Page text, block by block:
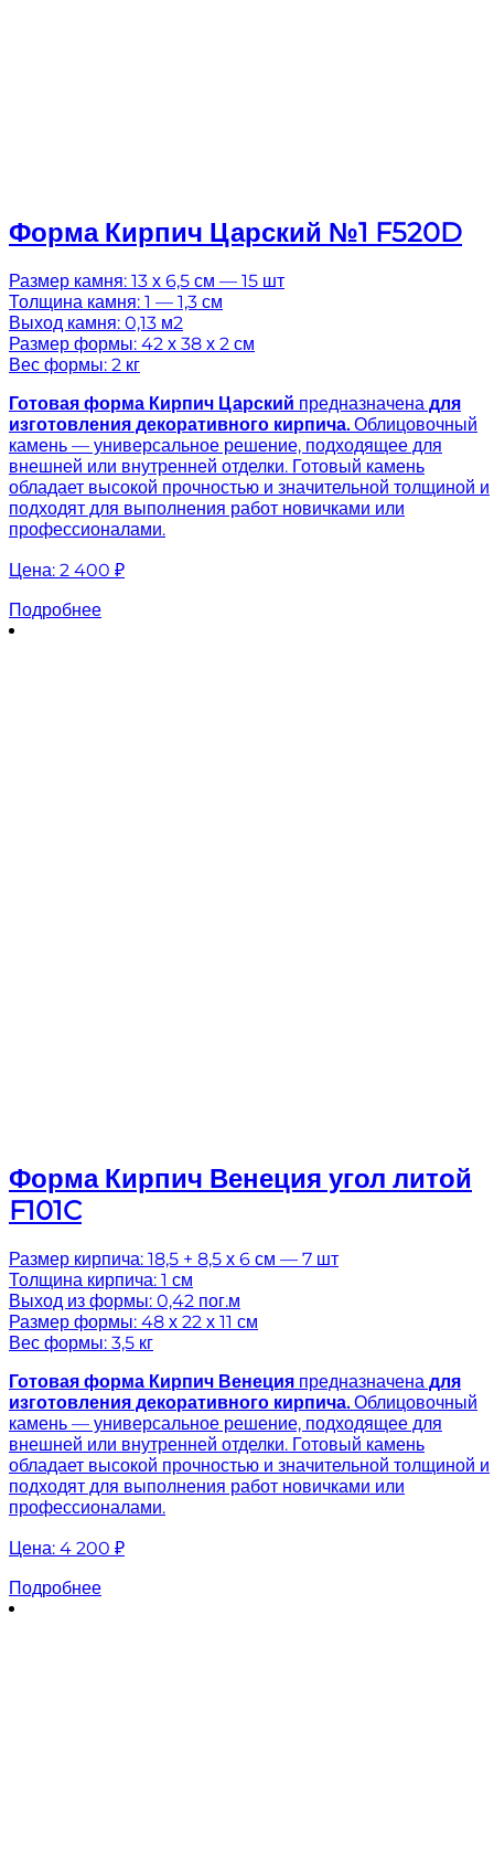
Форма Кирпич Царский №1 F520D
Размер камня: 13 х 6,5 см — 15 шт
Толщина камня: 1 — 1,3 см
Выход камня: 0,13 м2
Размер формы: 42 х 38 х 2 см
Вес формы: 2 кг
Готовая форма Кирпич Царский предназначена для
изготовления декоративного кирпича.Облицовочный
камень — универсальное решение, подходящее для
внешней или внутренней отделки. Готовый камень
обладает высокой прочностью и значительной толщиной и
подходят для выполнения работ новичками или
профессионалами.
Цена: 2 400 ₽
Подробнее
Форма Кирпич Венеция угол литой
F101C
Размер кирпича: 18,5 + 8,5 х 6 см — 7 шт
Толщина кирпича: 1 см
Выход из формы: 0,42 пог.м
Размер формы: 48 х 22 х 11 см
Вес формы: 3,5 кг
Готовая форма Кирпич Венеция предназначена для
изготовления декоративного кирпича.Облицовочный
камень — универсальное решение, подходящее для
внешней или внутренней отделки. Готовый камень
обладает высокой прочностью и значительной толщиной и
подходят для выполнения работ новичками или
профессионалами.
Цена: 4 200 ₽
Подробнее